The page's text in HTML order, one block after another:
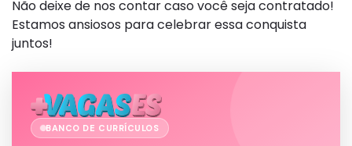
Não deixe de nos contar caso você seja contratado!
Estamos ansiosos para celebrar essa conquista
juntos!
BANCO DE CURRÍCULOS